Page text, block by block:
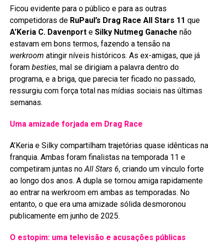
Ficou evidente para o público e para as outras
competidoras de RuPaul’s Drag Race All Stars 11 que
A’Keria C. Davenport e Silky Nutmeg Ganache não
estavam em bons termos, fazendo a tensão na
werkroom atingir níveis históricos. As ex-amigas, que já
foram besties, mal se dirigiam a palavra dentro do
programa, e a briga, que parecia ter ficado no passado,
ressurgiu com força total nas mídias sociais nas últimas
semanas.
Uma amizade forjada em Drag Race
A’Keria e Silky compartilham trajetórias quase idênticas na
franquia. Ambas foram finalistas na temporada 11 e
competiram juntas noAll Stars 6, criando um vínculo forte
ao longo dos anos. A dupla se tornou amiga rapidamente
ao entrar na werkroom em ambas as temporadas. No
entanto, o que era uma amizade sólida desmoronou
publicamente em junho de 2025.
O estopim: uma televisão e acusações públicas